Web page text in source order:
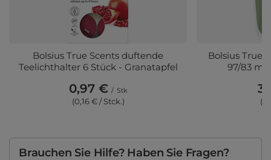
Bolsius True Scents duftende
Teelichthalter 6 Stück - Granatapfel
0,97 € / Stk
(0,16 € / Stck.)
Bolsius True
97/83
Brauchen Sie Hilfe? Haben Sie Fragen?